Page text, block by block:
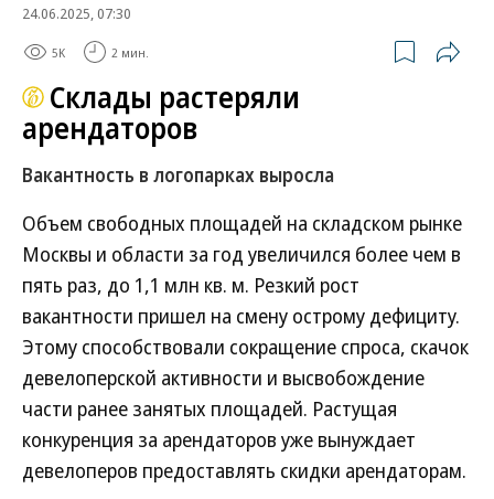
24.06.2025, 07:30
5K 2 мин.
Склады растеряли
арендаторов
Вакантность в логопарках выросла
Объем свободных площадей на складском рынке
Москвы и области за год увеличился более чем в
пять раз, до 1,1 млн кв. м. Резкий рост
вакантности пришел на смену острому дефициту.
Этому способствовали сокращение спроса, скачок
девелоперской активности и высвобождение
части ранее занятых площадей. Растущая
конкуренция за арендаторов уже вынуждает
девелоперов предоставлять скидки арендаторам.